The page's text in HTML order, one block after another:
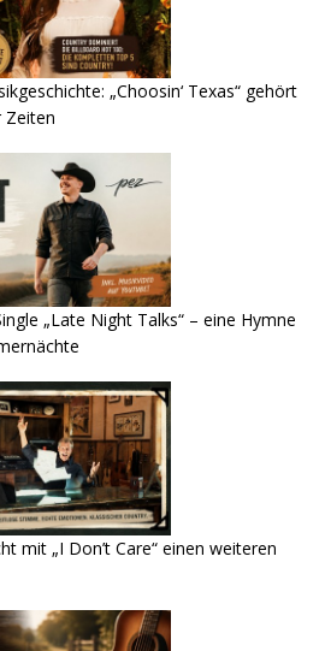
„Choosin‘ Texas“ gehört
Zeiten
„Late Night Talks“ – eine Hymne
mit „I Don’t Care“ einen weiteren